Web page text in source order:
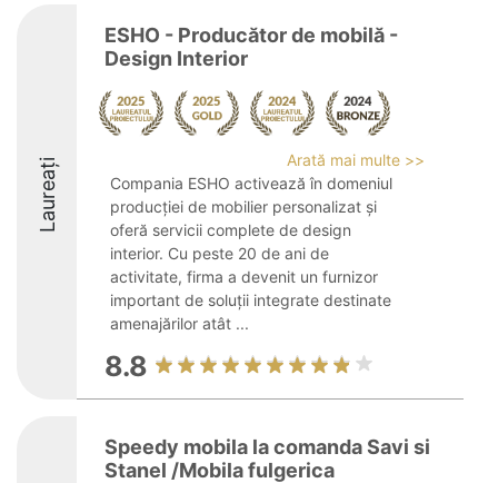
Laureați
ESHO - Producător de mobilă -
Design Interior
Arată mai multe >>
Compania ESHO activează în domeniul
producției de mobilier personalizat și
oferă servicii complete de design
interior. Cu peste 20 de ani de
activitate, firma a devenit un furnizor
important de soluții integrate destinate
amenajărilor atât ...
8.8
Speedy mobila la comanda Savi si
Stanel /Mobila fulgerica